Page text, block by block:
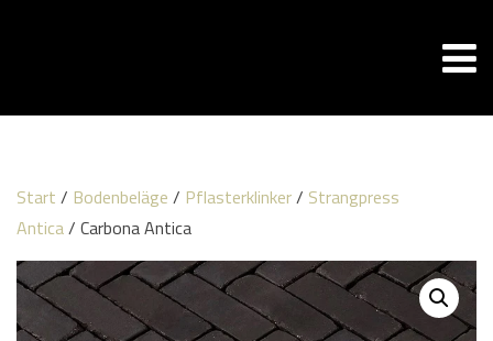
Start / Bodenbeläge / Pflasterklinker/ Strangpress
Antica/ Carbona Antica